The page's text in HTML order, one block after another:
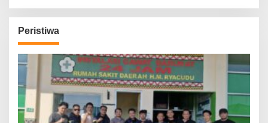
Peristiwa